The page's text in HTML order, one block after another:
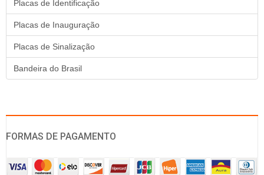
Placas de Identificação
Placas de Inauguração
Placas de Sinalização
Bandeira do Brasil
FORMAS DE PAGAMENTO